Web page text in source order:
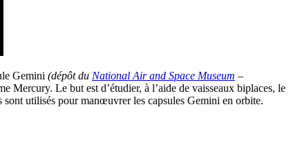
Gemini (dépôt du National Air and Space Museum –
Mercury. Le but est d’étudier, à l’aide de vaisseaux biplaces, le
sont utilisés pour manœuvrer les capsules Gemini en orbite.